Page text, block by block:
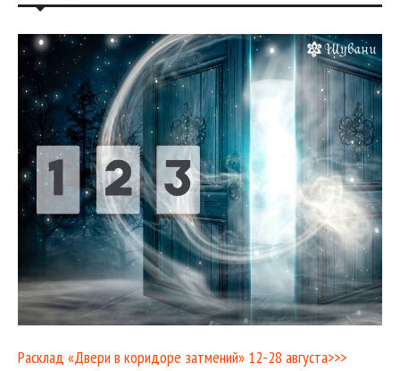
Расклад «Двери в коридоре затмений» 12-28 августа>>>